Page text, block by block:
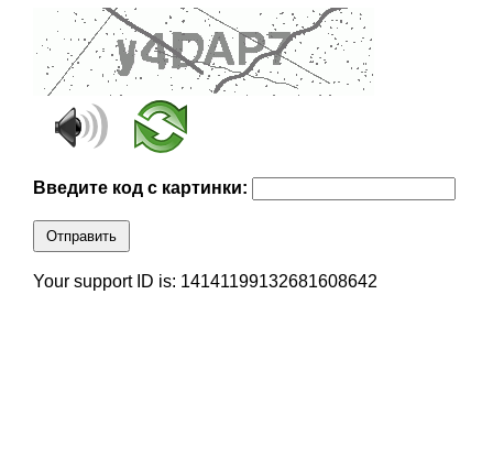
Введите код с картинки:
Отправить
Your support ID is: 14141199132681608642